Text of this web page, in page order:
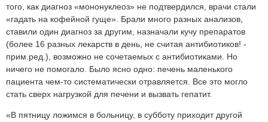
того, как диагноз «мононуклеоз» не подтвердился, врачи стали
«гадать на кофейной гуще». Брали много разных анализов,
ставили один диагноз за другим, назначали кучу препаратов
(более 16 разных лекарств в день, не считая антибиотиков! -
прим.ред.), возможно не сочетаемых с антибиотиками. Но
ничего не помогало. Было ясно одно: печень маленького
пациента чем-то систематически отравляется. Все это могло
стать сверх нагрузкой для печени и вызвать гепатит.
«В пятницу ложимся в больницу, в субботу приходит другой